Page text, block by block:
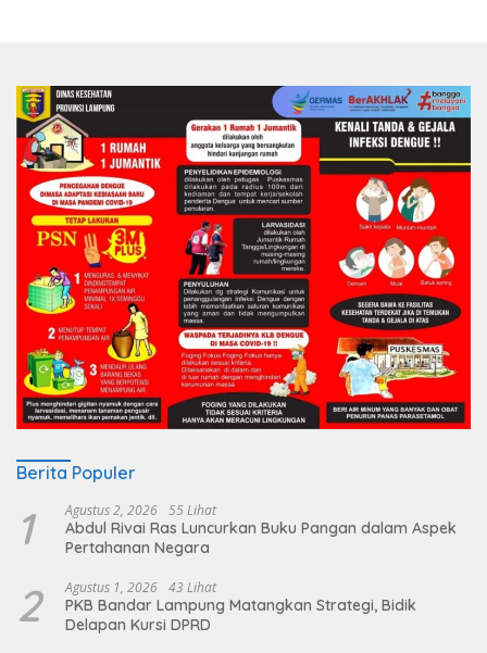
Berita Populer
1 Agustus 2, 2026 55 Lihat
Abdul Rivai Ras Luncurkan Buku Pangan dalam Aspek
Pertahanan Negara
2 Agustus 1, 2026 43 Lihat
PKB Bandar Lampung Matangkan Strategi, Bidik
Delapan Kursi DPRD